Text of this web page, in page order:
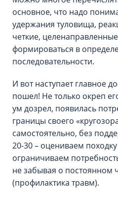
основное, что надо
удержания туловища,
четкие,
формироваться в
последовательности.
И вот наступает главное
пошел! Не только окреп
ум дозрел, появилась
границы своего
самостоятельно, без
20-30 – оцениваем
ограничиваем
не забывая о постоянном
(профилактика травм).